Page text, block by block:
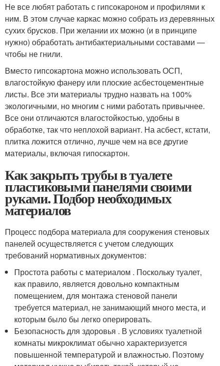
Не все любят работать с гипсокароном и профилями к
ним. В этом случае каркас можно собрать из деревянных
сухих брусков. При желании их можно (и в принципе
нужно) обработать антибактериальными составами —
чтобы не гнили.
Вместо гипсокартона можно использовать ОСП,
влагостойкую фанеру или плоские асбестоцементные
листы. Все эти материалы трудно назвать на 100%
экологичными, но многим с ними работать привычнее.
Все они отличаются влагостойкостью, удобны в
обработке, так что неплохой вариант. На асбест, кстати,
плитка ложится отлично, лучше чем на все другие
материалы, включая гипоскартон.
Как закрыть трубы в туалете
пластиковыми панелями своими
руками. Подбор необходимых
материалов
Процесс подбора материала для сооружения стеновых
панелей осуществляется с учетом следующих
требований нормативных документов:
Простота работы с материалом . Поскольку туалет,
как правило, является довольно компактным
помещением, для монтажа стеновой панели
требуется материал, не занимающий много места, и
которым было бы легко оперировать.
Безопасность для здоровья . В условиях туалетной
комнаты микроклимат обычно характеризуется
повышенной температурой и влажностью. Поэтому